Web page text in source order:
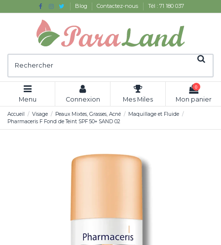
Blog Contactez-nous Tél : 71 180 037
Menu Connexion Mes Miles
0
Mon panier
Accueil Visage Peaux Mixtes, Grasses, Acné
Maquillage et Fluide
Pharmaceris F Fond de Teint SPF 50+ SAND 02